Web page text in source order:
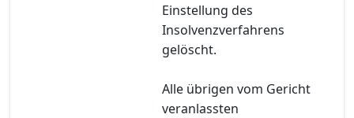
Einstellung des
Insolvenzverfahrens
gelöscht.
Alle übrigen vom Gericht
veranlassten